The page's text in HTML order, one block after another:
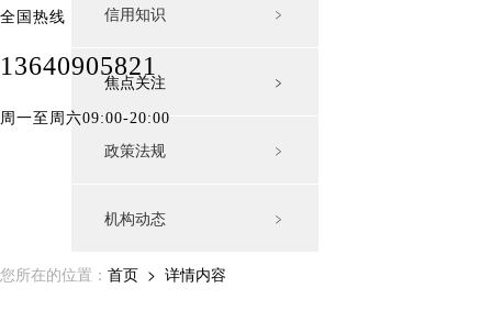
全国热线
13640905821
周一至周六09:00-20:00
信用知识 ﹥
焦点关注 ﹥
政策法规 ﹥
机构动态 ﹥
您所在的位置： 首页 > 详情内容